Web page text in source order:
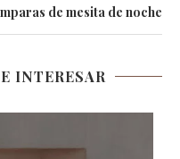
de mesita de noche
INTERESAR